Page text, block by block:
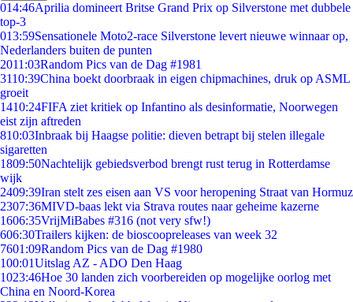
014:46Aprilia domineert Britse Grand Prix op Silverstone met dubbele
top-3
013:59Sensationele Moto2-race Silverstone levert nieuwe winnaar op,
Nederlanders buiten de punten
2011:03Random Pics van de Dag #1981
3110:39China boekt doorbraak in eigen chipmachines, druk op ASML
groeit
1410:24FIFA ziet kritiek op Infantino als desinformatie, Noorwegen
eist zijn aftreden
810:03Inbraak bij Haagse politie: dieven betrapt bij stelen illegale
sigaretten
1809:50Nachtelijk gebiedsverbod brengt rust terug in Rotterdamse
wijk
2409:39Iran stelt zes eisen aan VS voor heropening Straat van Hormuz
2307:36MIVD-baas lekt via Strava routes naar geheime kazerne
1606:35VrijMiBabes #316 (not very sfw!)
606:30Trailers kijken: de bioscoopreleases van week 32
7601:09Random Pics van de Dag #1980
100:01Uitslag AZ - ADO Den Haag
1023:46Hoe 30 landen zich voorbereiden op mogelijke oorlog met
China en Noord-Korea